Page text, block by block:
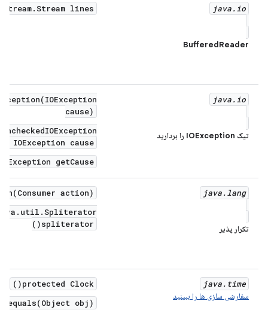
java.io
BufferedReader
lines()
java.io
تیک IOException را بردارید
cause)
IOException cause)
getCause()
java.lang
تکرار پذیر
action)
spliterator()
java. time
سفارشی سازی ها را ببینید
protected Clock()
equals(Object obj)